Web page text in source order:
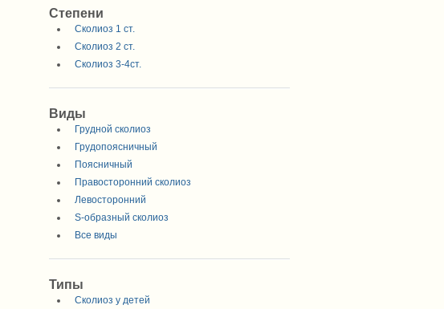
Степени
Сколиоз 1 ст.
Сколиоз 2 ст.
Сколиоз 3-4ст.
Виды
Грудной сколиоз
Грудопоясничный
Поясничный
Правосторонний сколиоз
Левосторонний
S-образный сколиоз
Все виды
Типы
Сколиоз у детей